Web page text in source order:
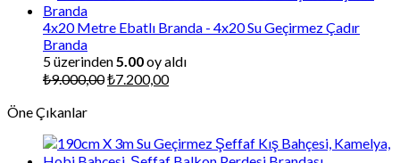
₺252,00.
4x20 Metre Ebatlı Branda - 4x20 Su Geçirmez Çadır
Branda
5 üzerinden 5.00oy aldı
₺9.000,00Orijinal
₺7.200,00Şu
Öne Çıkanlar